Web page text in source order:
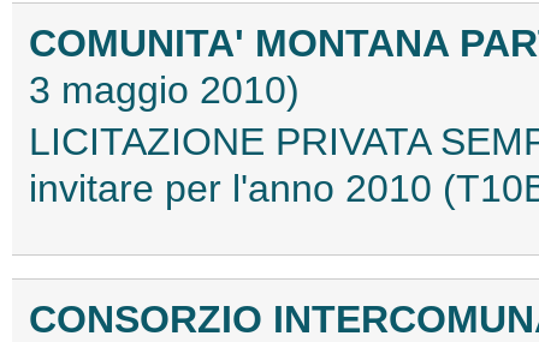
COMUNITA' MONTANA
3 maggio 2010)
LICITAZIONE PRIVATA
invitare per l'anno 2010
CONSORZIO